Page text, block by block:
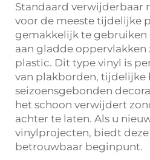
Standaard verwijderbaar
voor de meeste tijdelijke
gemakkelijk te gebruiken
aan gladde oppervlakken
plastic. Dit type vinyl is
van plakborden, tijdelijke
seizoensgebonden
het schoon verwijdert
achter te laten. Als u
vinylprojecten, biedt
betrouwbaar beginpunt.